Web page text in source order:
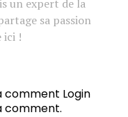
un expert de la
sa passion
ici !
comment Login
comment.